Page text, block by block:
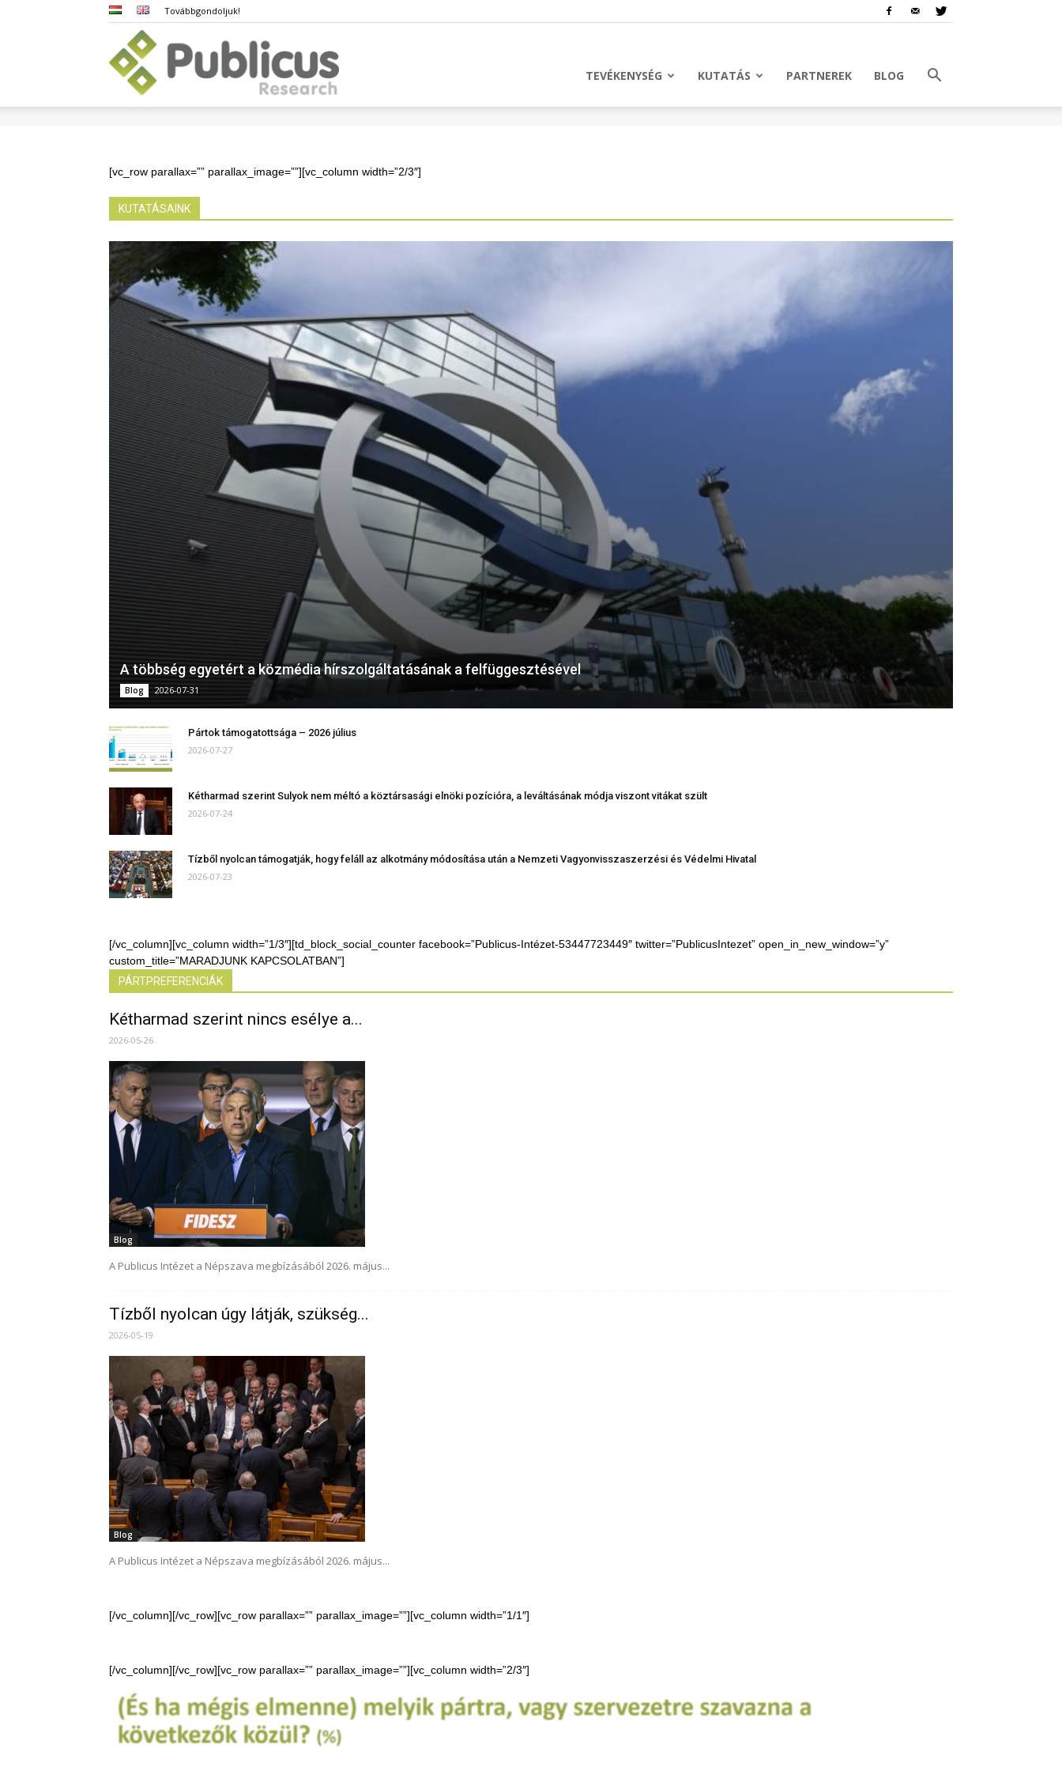
Továbbgondoljuk!
Publicus
TEVÉKENYSÉG KUTATÁS PARTNEREK BLOG
[vc_row parallax=”” parallax_image=””][vc_column width=”2/3″]
KUTATÁSAINK
A többség egyetért a közmédia hírszolgáltatásának a felfüggesztésével
Blog 2026-07-31
Pártok támogatottsága – 2026 július
2026-07-27
Kétharmad szerint Sulyok nem méltó a köztársasági elnöki pozícióra, a leváltásának módja viszont vitákat szült
2026-07-24
Tízből nyolcan támogatják, hogy feláll az alkotmány módosítása után a Nemzeti Vagyonvisszaszerzési és Védelmi Hivatal
2026-07-23
[/vc_column][vc_column width=”1/3″][td_block_social_counter facebook=”Publicus-Intézet-53447723449″ twitter=”PublicusIntezet” open_in_new_window=”y”
custom_title=”MARADJUNK KAPCSOLATBAN”]
PÁRTPREFERENCIÁK
Kétharmad szerint nincs esélye a...
2026-05-26
Blog
A Publicus Intézet a Népszava megbízásából 2026. május...
Tízből nyolcan úgy látják, szükség...
2026-05-19
Blog
A Publicus Intézet a Népszava megbízásából 2026. május...
[/vc_column][/vc_row][vc_row parallax=”” parallax_image=””][vc_column width=”1/1″]
[/vc_column][/vc_row][vc_row parallax=”” parallax_image=””][vc_column width=”2/3″]